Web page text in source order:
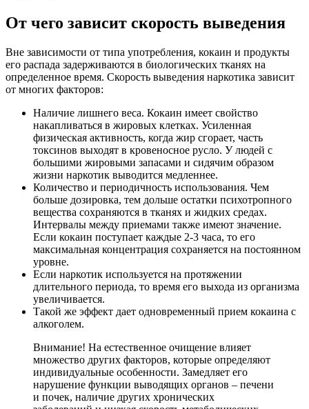
От чего зависит скорость выведения
Вне зависимости от типа употребления, кокаин и продукты
его распада задерживаются в биологических тканях на
определенное время. Скорость выведения наркотика зависит
от многих факторов:
Наличие лишнего веса. Кокаин имеет свойство
накапливаться в жировых клетках. Усиленная
физическая активность, когда жир сгорает, часть
токсинов выходят в кровеносное русло. У людей с
большими жировыми запасами и сидячим образом
жизни наркотик выводится медленнее.
Количество и периодичность использования. Чем
больше дозировка, тем дольше остатки психотропного
вещества сохраняются в тканях и жидких средах.
Интервалы между приемами также имеют значение.
Если кокаин поступает каждые 2-3 часа, то его
максимальная концентрация сохраняется на постоянном
уровне.
Если наркотик используется на протяжении
длительного периода, то время его выхода из организма
увеличивается.
Такой же эффект дает одновременный прием кокаина с
алкоголем.
Внимание! На естественное очищение влияет
множество других факторов, которые определяют
индивидуальные особенности. Замедляет его
нарушение функции выводящих органов – печени
и почек, наличие других хронических